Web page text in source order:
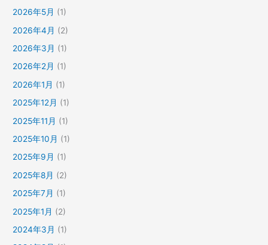
2026年5月 (1)
2026年4月 (2)
2026年3月 (1)
2026年2月 (1)
2026年1月 (1)
2025年12月 (1)
2025年11月 (1)
2025年10月 (1)
2025年9月 (1)
2025年8月 (2)
2025年7月 (1)
2025年1月 (2)
2024年3月 (1)